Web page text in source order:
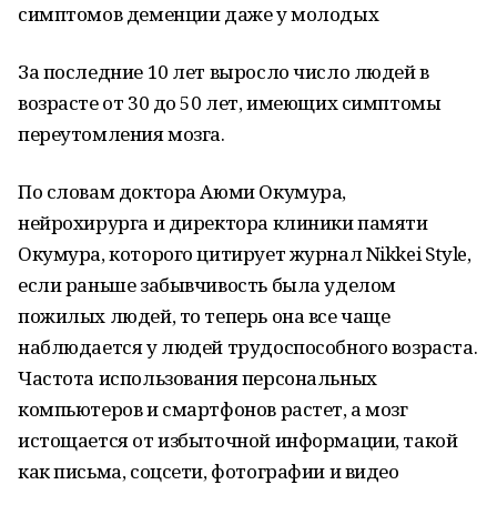
симптомов деменции даже у молодых
За последние 10 лет выросло число людей в
возрасте от 30 до 50 лет, имеющих симптомы
переутомления мозга.
По словам доктора Аюми Окумура,
нейрохирурга и директора клиники памяти
Окумура, которого цитирует журнал Nikkei Style,
если раньше забывчивость была уделом
пожилых людей, то теперь она все чаще
наблюдается у людей трудоспособного возраста.
Частота использования персональных
компьютеров и смартфонов растет, а мозг
истощается от избыточной информации, такой
как письма, соцсети, фотографии и видео